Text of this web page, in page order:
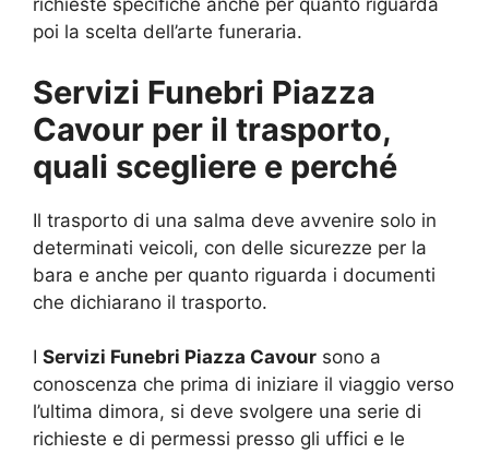
richieste specifiche anche per quanto riguarda
poi la scelta dell’arte funeraria.
Servizi Funebri Piazza
Cavour per il trasporto,
quali scegliere e perché
Il trasporto di una salma deve avvenire solo in
determinati veicoli, con delle sicurezze per la
bara e anche per quanto riguarda i documenti
che dichiarano il trasporto.
I Servizi Funebri Piazza Cavour sono a
conoscenza che prima di iniziare il viaggio verso
l’ultima dimora, si deve svolgere una serie di
richieste e di permessi presso gli uffici e le